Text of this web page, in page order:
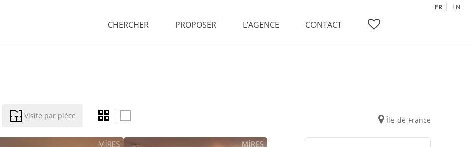
CHERCHER PROPOSER L’AGENCE CONTACT
FR EN
Visite par pièce Île-de-France